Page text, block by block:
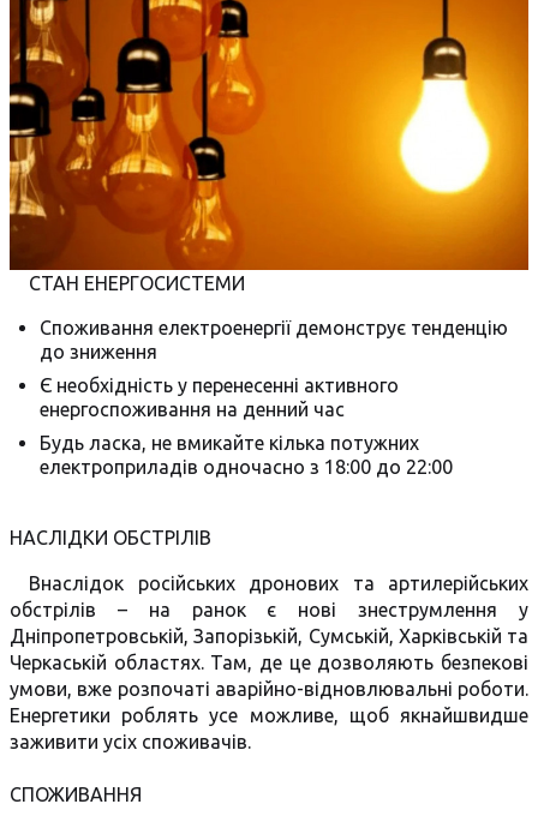
СТАН ЕНЕРГОСИСТЕМИ
Споживання електроенергії демонструє тенденцію
до зниження
Є необхідність у перенесенні активного
енергоспоживання на денний час
Будь ласка, не вмикайте кілька потужних
електроприладів одночасно з 18:00 до 22:00
НАСЛІДКИ ОБСТРІЛІВ
Внаслідок російських дронових та артилерійських
обстрілів – на ранок є нові знеструмлення у
Дніпропетровській, Запорізькій, Сумській, Харківській та
Черкаській областях. Там, де це дозволяють безпекові
умови, вже розпочаті аварійно-відновлювальні роботи.
Енергетики роблять усе можливе, щоб якнайшвидше
заживити усіх споживачів.
СПОЖИВАННЯ